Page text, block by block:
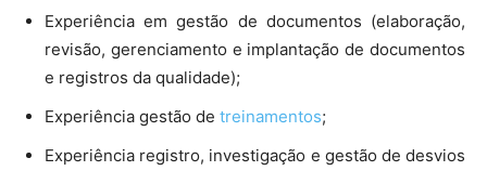
Experiência em gestão de documentos (elaboração,
revisão, gerenciamento e implantação de documentos
e registros da qualidade);
Experiência gestão de treinamentos;
Experiência registro, investigação e gestão de desvios